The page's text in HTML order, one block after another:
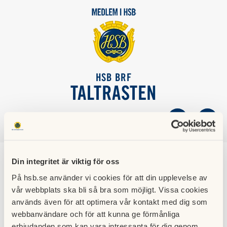
Din integritet är viktig för oss
På hsb.se använder vi cookies för att din upplevelse av
vår webbplats ska bli så bra som möjligt. Vissa cookies
används även för att optimera vår kontakt med dig som
webbanvändare och för att kunna ge förmånliga
HSB BRF
TALTRASTEN
LOGGA IN
NYHETSBREV FÖR BRF
TALTRASTEN • SEPT
2015